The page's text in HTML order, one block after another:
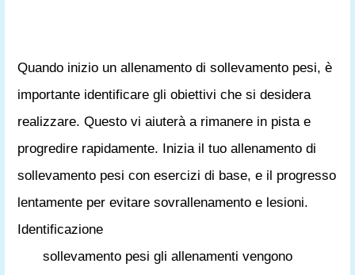
Quando inizio un allenamento di sollevamento pesi, è
importante identificare gli obiettivi che si desidera
realizzare. Questo vi aiuterà a rimanere in pista e
progredire rapidamente. Inizia il tuo allenamento di
sollevamento pesi con esercizi di base, e il progresso
lentamente per evitare sovrallenamento e lesioni.
Identificazione
sollevamento pesi gli allenamenti vengono